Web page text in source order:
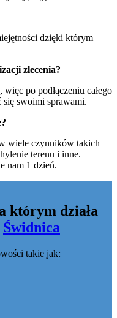
dzięki którym
zlecenia?
po podłączeniu całego
się swoimi sprawami.
wiele czynników takich
terenu i inne.
nam 1 dzień.
którym działa
Świdnica
takie jak: